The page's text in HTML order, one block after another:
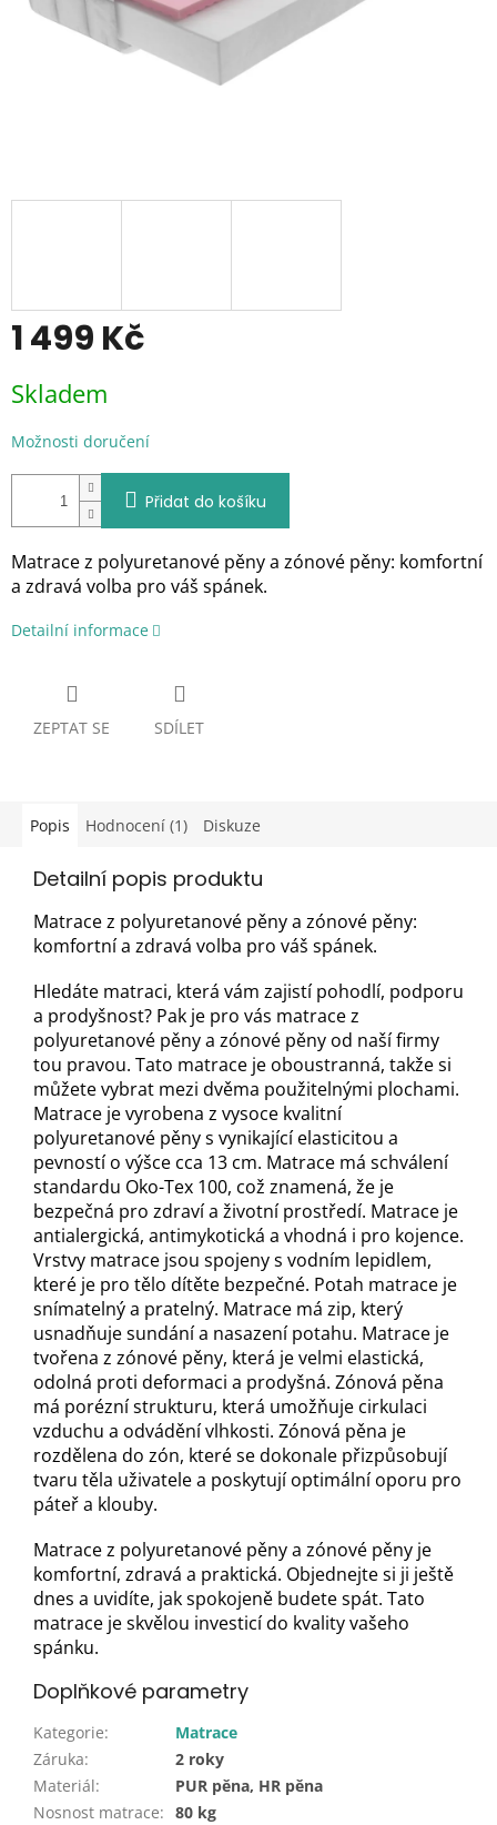
1 499 Kč
cena:
Skladem
Možnosti doručení
Přidat do košíku
Matrace z polyuretanové pěny a zónové pěny: komfortní
a zdravá volba pro váš spánek.
Detailní informace
ZEPTAT SE SDÍLET
Popis Hodnocení (1) Diskuze
Detailní popis produktu
Matrace z polyuretanové pěny a zónové pěny:
komfortní a zdravá volba pro váš spánek.
Hledáte matraci, která vám zajistí pohodlí, podporu
a prodyšnost? Pak je pro vás matrace z
polyuretanové pěny a zónové pěny od naší firmy
tou pravou. Tato matrace je oboustranná, takže si
můžete vybrat mezi dvěma použitelnými plochami.
Matrace je vyrobena z vysoce kvalitní
polyuretanové pěny s vynikající elasticitou a
pevností o výšce cca 13 cm. Matrace má schválení
standardu Oko-Tex 100, což znamená, že je
bezpečná pro zdraví a životní prostředí. Matrace je
antialergická, antimykotická a vhodná i pro kojence.
Vrstvy matrace jsou spojeny s vodním lepidlem,
které je pro tělo dítěte bezpečné. Potah matrace je
snímatelný a pratelný. Matrace má zip, který
usnadňuje sundání a nasazení potahu. Matrace je
tvořena z zónové pěny, která je velmi elastická,
odolná proti deformaci a prodyšná. Zónová pěna
má porézní strukturu, která umožňuje cirkulaci
vzduchu a odvádění vlhkosti. Zónová pěna je
rozdělena do zón, které se dokonale přizpůsobují
tvaru těla uživatele a poskytují optimální oporu pro
páteř a klouby.
Matrace z polyuretanové pěny a zónové pěny je
komfortní, zdravá a praktická. Objednejte si ji ještě
dnes a uvidíte, jak spokojeně budete spát. Tato
matrace je skvělou investicí do kvality vašeho
spánku.
Doplňkové parametry
Kategorie:
Matrace
Záruka:
2 roky
Materiál:
PUR pěna, HR pěna
Nosnost matrace: 80 kg